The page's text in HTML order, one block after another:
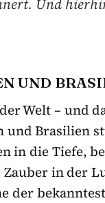
Und
UND
Welt – und
Brasilien
in die Tiefe,
in der
der